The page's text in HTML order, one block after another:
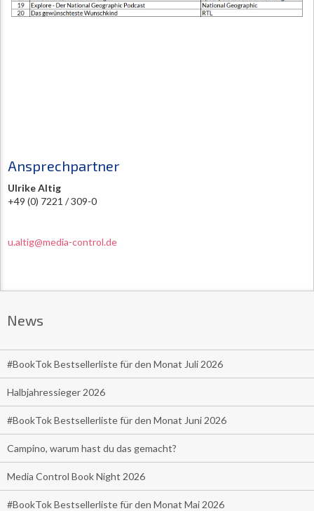
Ansprechpartner
Ulrike Altig
+49 (0) 7221 / 309-0
u.altig@media-control.de
News
#BookTok Bestsellerliste für den Monat Juli 2026
Halbjahressieger 2026
#BookTok Bestsellerliste für den Monat Juni 2026
Campino, warum hast du das gemacht?
Media Control Book Night 2026
#BookTok Bestsellerliste für den Monat Mai 2026